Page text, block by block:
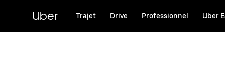
principal
Uber Trajet Drive Professionnel Uber